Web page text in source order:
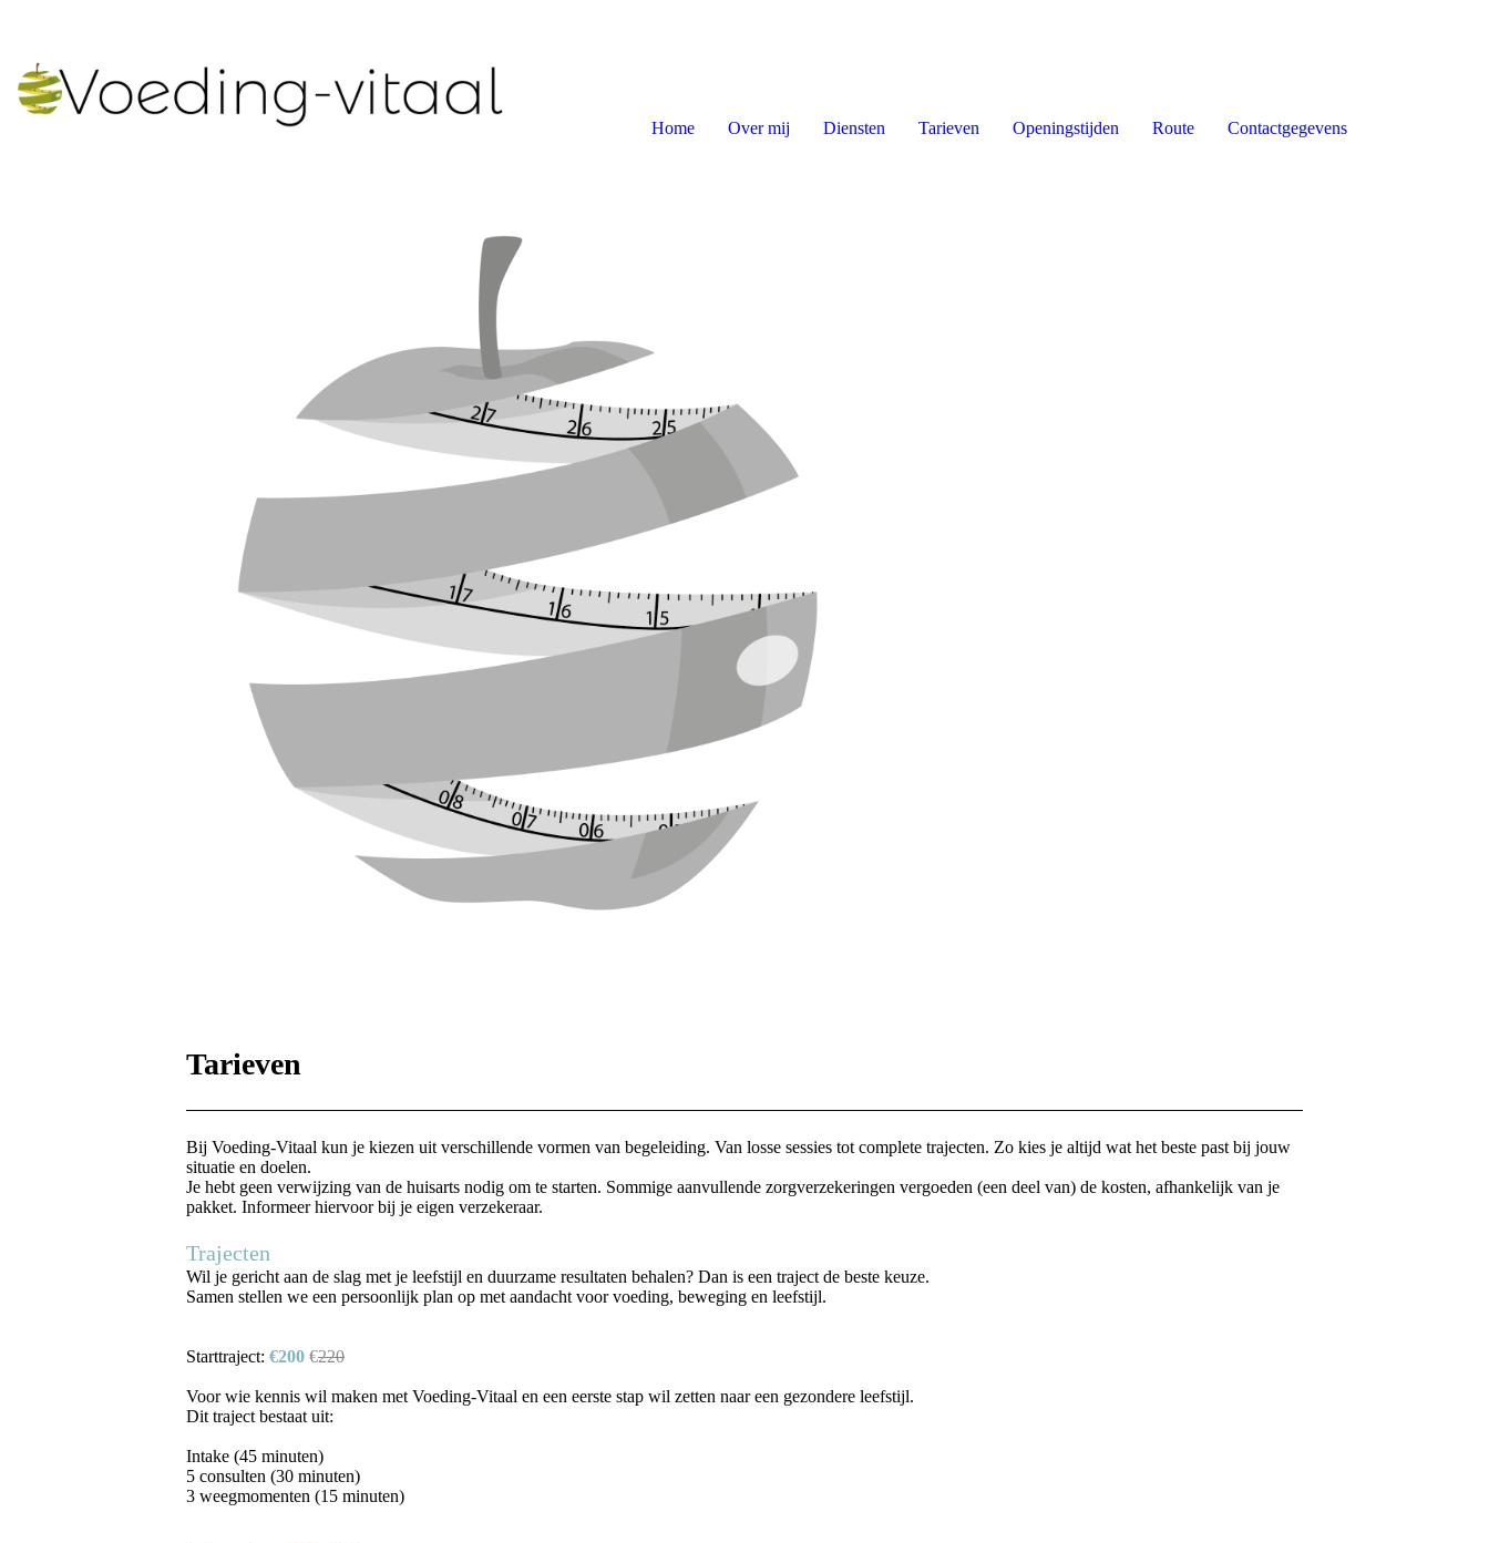
Home Over mij Diensten Tarieven Openingstijden Route Contactgegevens
Tarieven
Bij Voeding-Vitaal kun je kiezen uit verschillende vormen van begeleiding. Van losse sessies tot complete trajecten. Zo kies je altijd wat het beste past bij jouw
situatie en doelen.
Je hebt geen verwijzing van de huisarts nodig om te starten. Sommige aanvullende zorgverzekeringen vergoeden (een deel van) de kosten, afhankelijk van je
pakket. Informeer hiervoor bij je eigen verzekeraar.
Trajecten
Wil je gericht aan de slag met je leefstijl en duurzame resultaten behalen? Dan is een traject de beste keuze.
Samen stellen we een persoonlijk plan op met aandacht voor voeding, beweging en leefstijl.
Starttraject: €200 €220
Voor wie kennis wil maken met Voeding-Vitaal en een eerste stap wil zetten naar een gezondere leefstijl.
Dit traject bestaat uit:
Intake (45 minuten)
5 consulten (30 minuten)
3 weegmomenten (15 minuten)